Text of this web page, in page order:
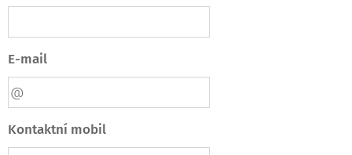
E-mail
Kontaktní mobil